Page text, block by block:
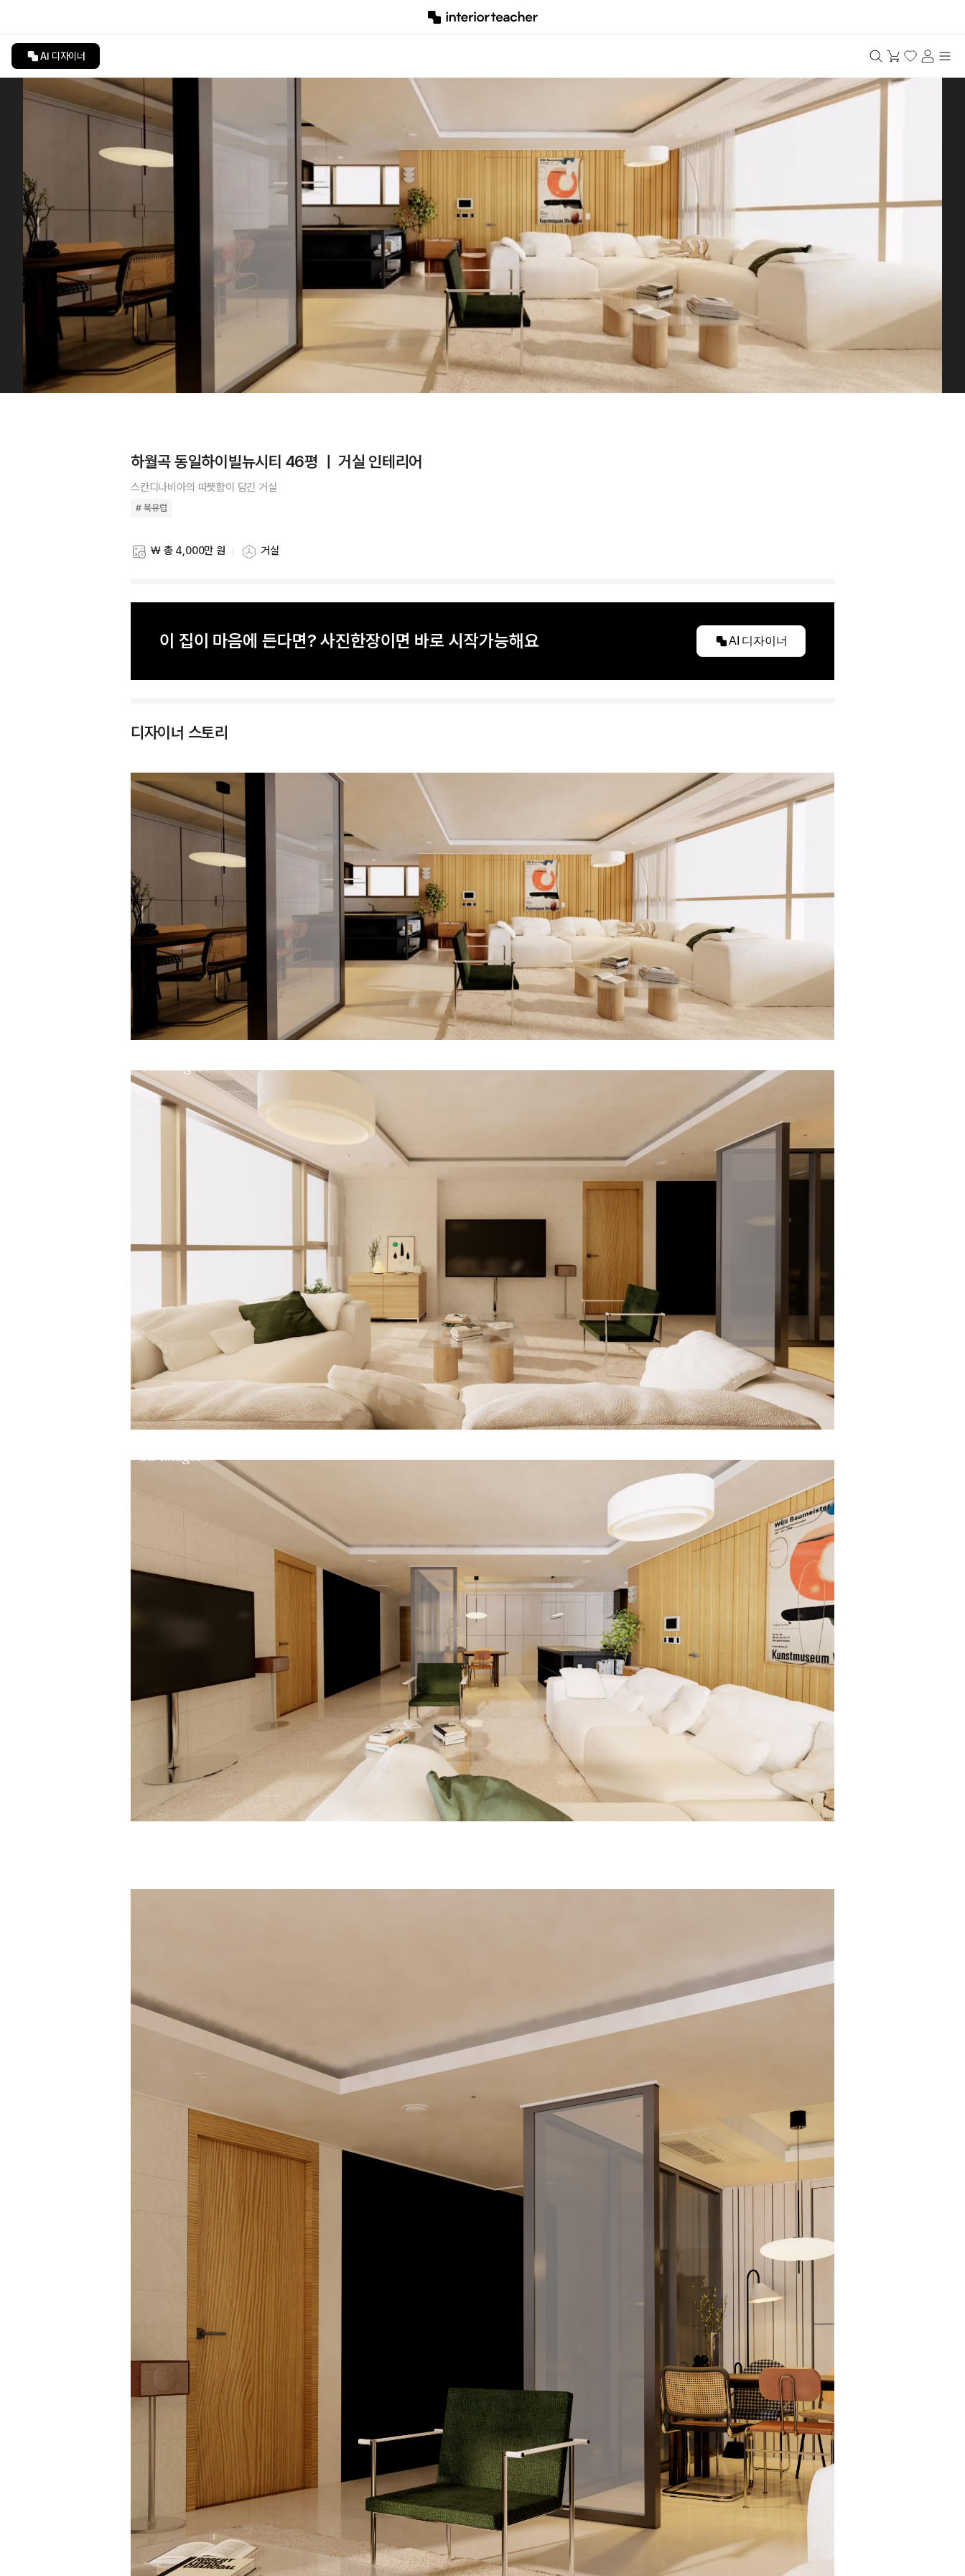
AI 디자이너
하월곡 동일하이빌뉴시티 46평 ㅣ 거실 인테리어
스칸디나비아의 따뜻함이 담긴 거실
# 북유럽
스타일링 비용
₩ 총 4,000만 원
스타일링 공간
거실
이 집이 마음에 든다면? 사진한장이면 바로 시작가능해요 AI 디자이너
디자이너 스토리